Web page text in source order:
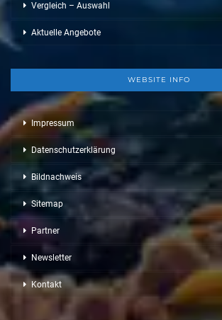
Vergleich – Auswahl
Aktuelle Angebote
WEBSITE INFO
Impressum
Datenschutzerklärung
Bildnachweis
Sitemap
Partner
Newsletter
Kontakt